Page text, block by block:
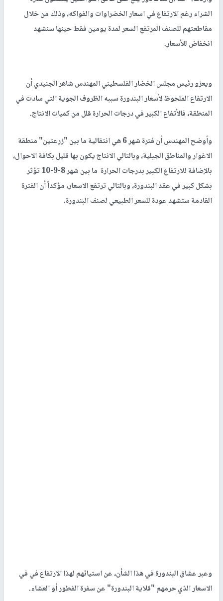
الشراء رغم الارتفاع في اسعار الخضراوات والفواكه، وذلك من خلال
مقاطعتهم للصنف المرتفع السعر لمدة يومين فقط حينها سنشهد
انخفاض للأسعار.
ويعزو رئيس مجلس الخضار الفلسطيني المهندس شاهر الجنيدي أن
الارتفاع الملحوظ لأسعار البندورة سببه الظروف الجوية التي سادت في
المنطقة، فالأتفاع الكبير في درجات الحرارة قلل من كميات الانتاج.
وأوضح المهندس أن فترة شهر 6 هي انتقالية ما بين "زرعتين" منطقة
الاغوار والمناطق الجبلية، وبالتالي الانتاج يكون بها قليل بكافة الاحوال،
بالإضافة للارتفاع الكبير بدرجات الحرارة ما بين شهر 8-9-10 تؤثر
بشكل كبير في عقد البندورة، وبالتالي ترتفع الاسعار، مؤكداً أن الفترة
القادمة ستشهد عودة للسعر الطبيعي لصنف البندورة.
وعبر عشاق البندورة في هذا الشأن، عن استيائهم لهذا الارتفاع في في
الاسعار الذي حرمهم "قلاية البندورة" عن سفرة الفطور أو العشاء.